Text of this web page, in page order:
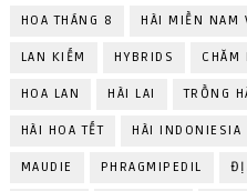
HOA THÁNG 8 HÀI MIỀN NAM
LAN KIẾM HYBRIDS CHĂM
HOA LAN HÀI LAI TRỒNG
HÀI HOA TẾT HÀI INDONIESIA
MAUDIE PHRAGMIPEDIL